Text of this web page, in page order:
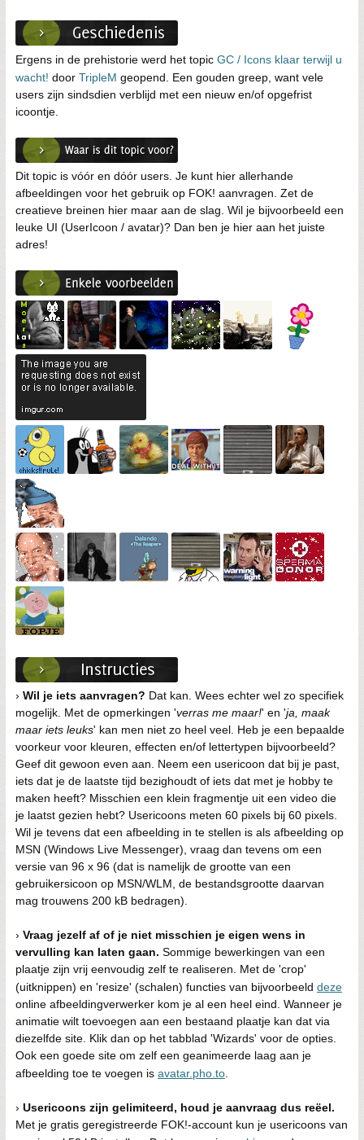
Ergens in de prehistorie werd het topic GC / Icons klaar terwijl u
wacht! door TripleM geopend. Een gouden greep, want vele
users zijn sindsdien verblijd met een nieuw en/of opgefrist
icoontje.
Dit topic is vóór en dóór users. Je kunt hier allerhande
afbeeldingen voor het gebruik op FOK! aanvragen. Zet de
creatieve breinen hier maar aan de slag. Wil je bijvoorbeeld een
leuke UI (UserIcoon / avatar)? Dan ben je hier aan het juiste
adres!
› Wil je iets aanvragen? Dat kan. Wees echter wel zo specifiek
mogelijk. Met de opmerkingen 'verras me maar!' en 'ja, maak
maar iets leuks' kan men niet zo heel veel. Heb je een bepaalde
voorkeur voor kleuren, effecten en/of lettertypen bijvoorbeeld?
Geef dit gewoon even aan. Neem een usericoon dat bij je past,
iets dat je de laatste tijd bezighoudt of iets dat met je hobby te
maken heeft? Misschien een klein fragmentje uit een video die
je laatst gezien hebt? Usericoons meten 60 pixels bij 60 pixels.
Wil je tevens dat een afbeelding in te stellen is als afbeelding op
MSN (Windows Live Messenger), vraag dan tevens om een
versie van 96 x 96 (dat is namelijk de grootte van een
gebruikersicoon op MSN/WLM, de bestandsgrootte daarvan
mag trouwens 200 kB bedragen).
› Vraag jezelf af of je niet misschien je eigen wens in
vervulling kan laten gaan. Sommige bewerkingen van een
plaatje zijn vrij eenvoudig zelf te realiseren. Met de 'crop'
(uitknippen) en 'resize' (schalen) functies van bijvoorbeeld deze
online afbeeldingverwerker kom je al een heel eind. Wanneer je
animatie wilt toevoegen aan een bestaand plaatje kan dat via
diezelfde site. Klik dan op het tabblad 'Wizards' voor de opties.
Ook een goede site om zelf een geanimeerde laag aan je
afbeelding toe te voegen is avatar.pho.to
› Usericoons zijn gelimiteerd, houd je aanvraag dus reëel.
Met je gratis geregistreerde FOK!-account kun je usericoons van